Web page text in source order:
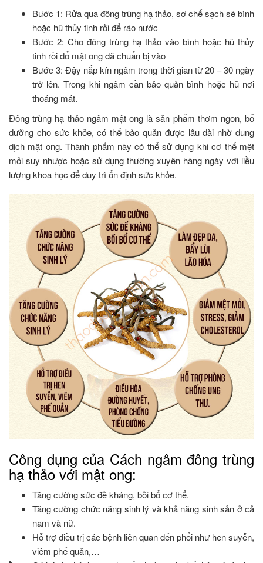
Bước 1: Rửa qua đông trùng hạ thảo, sơ chế sạch sẽ bình
hoặc hũ thủy tinh rồi để ráo nước
Bước 2: Cho đông trùng hạ thảo vào bình hoặc hũ thủy
tinh rồi đổ mật ong đã chuẩn bị vào
Bước 3: Đậy nắp kín ngâm trong thời gian từ 20 – 30 ngày
trở lên. Trong khi ngâm cần bảo quản bình hoặc hũ nơi
thoáng mát.
Đông trùng hạ thảo ngâm mật ong là sản phẩm thơm ngon, bổ
dưỡng cho sức khỏe, có thể bảo quản được lâu dài nhờ dung
dịch mật ong. Thành phẩm này có thể sử dụng khi cơ thể mệt
mỏi suy nhược hoặc sử dụng thường xuyên hàng ngày với liều
lượng khoa học để duy trì ổn định sức khỏe.
Công dụng của Cách ngâm đông trùng
hạ thảo với mật ong:
Tăng cường sức đề kháng, bồi bổ cơ thể.
Tăng cường chức năng sinh lý và khả năng sinh sản ở cả
nam và nữ.
Hỗ trợ điều trị các bệnh liên quan đến phổi như hen suyễn,
viêm phế quản,…